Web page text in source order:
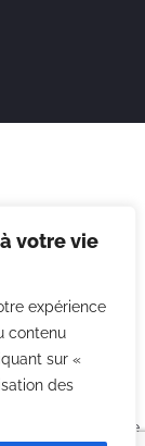
votre vie
expérience
contenu
sur «
des
Agence